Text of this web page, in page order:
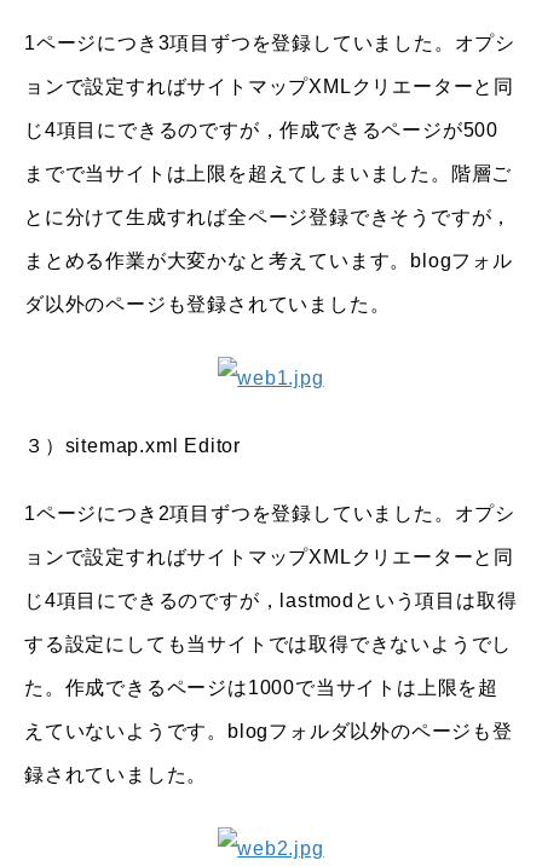
1ページにつき3項目ずつを登録していました。オプシ
ョンで設定すればサイトマップXMLクリエーターと同
じ4項目にできるのですが，作成できるページが500
までで当サイトは上限を超えてしまいました。階層ご
とに分けて生成すれば全ページ登録できそうですが，
まとめる作業が大変かなと考えています。blogフォル
ダ以外のページも登録されていました。
３）sitemap.xml Editor
1ページにつき2項目ずつを登録していました。オプシ
ョンで設定すればサイトマップXMLクリエーターと同
じ4項目にできるのですが，lastmodという項目は取得
する設定にしても当サイトでは取得できないようでし
た。作成できるページは1000で当サイトは上限を超
えていないようです。blogフォルダ以外のページも登
録されていました。